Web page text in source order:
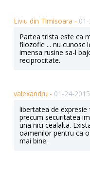
Liviu din Timisoara -
Partea trista este ca
filozofie ... nu cunosc
imensa rusine sa-l
reciprocitate.
valexandru - 01-24-2015
libertatea de
precum securitatea
una nici cealalta.
oamenilor pentru ca
mai bine.